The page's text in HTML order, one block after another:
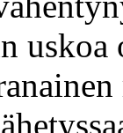
uskoa